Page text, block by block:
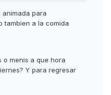
para
tambien a la comida
o menis a que hora
Y para regresar